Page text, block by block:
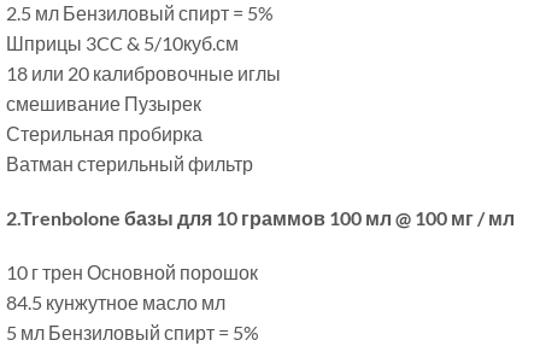
2.5 мл Бензиловый спирт = 5%
Шприцы 3CC & 5/10куб.см
18 или 20 калибровочные иглы
смешивание Пузырек
Стерильная пробирка
Ватман стерильный фильтр
2.Trenbolone базы для 10 граммов 100 мл @ 100 мг / мл
10 г трен Основной порошок
84.5 кунжутное масло мл
5 мл Бензиловый спирт = 5%